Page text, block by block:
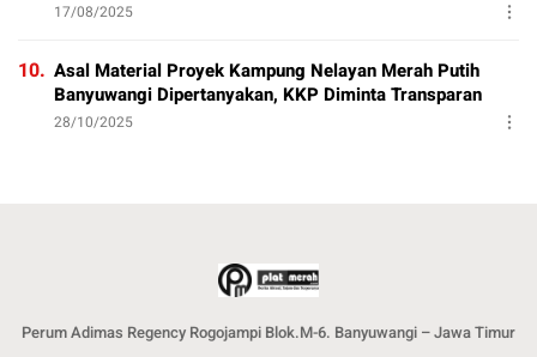
17/08/2025
10. Asal Material Proyek Kampung Nelayan Merah Putih
Banyuwangi Dipertanyakan, KKP Diminta Transparan
28/10/2025
Perum Adimas Regency Rogojampi Blok.M-6. Banyuwangi – Jawa Timur